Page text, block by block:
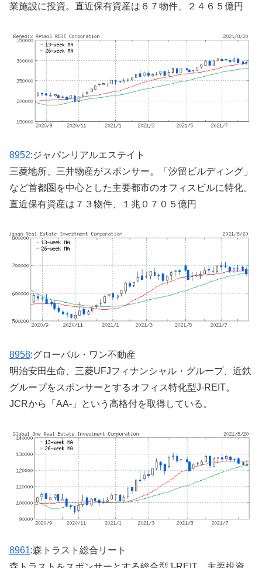
業施設に投資。直近保有資産は６７物件、２４６５億円
8952:ジャパンリアルエステイト
三菱地所、三井物産がスポンサー。「汐留ビルディング」
など首都圏を中心とした主要都市のオフィスビルに特化。
直近保有資産は７３物件、１兆０７０５億円
8958:グローバル・ワン不動産
明治安田生命、三菱UFJフィナンシャル・グループ、近鉄
グループをスポンサーとするオフィス特化型J-REIT。
JCRから「AA-」という高格付を取得している。
8961:森トラスト総合リート